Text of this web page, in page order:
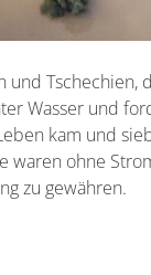
und
Wasser und
kam und
waren ohne
zu gewähren.